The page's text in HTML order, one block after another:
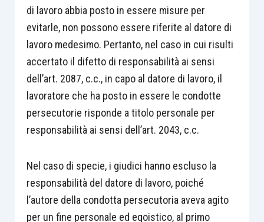
di lavoro abbia posto in essere misure per
evitarle, non possono essere riferite al datore di
lavoro medesimo. Pertanto, nel caso in cui risulti
accertato il difetto di responsabilità ai sensi
dell’art. 2087, c.c., in capo al datore di lavoro, il
lavoratore che ha posto in essere le condotte
persecutorie risponde a titolo personale per
responsabilità ai sensi dell’art. 2043, c.c.
Nel caso di specie, i giudici hanno escluso la
responsabilità del datore di lavoro, poiché
l’autore della condotta persecutoria aveva agito
per un fine personale ed egoistico, al primo